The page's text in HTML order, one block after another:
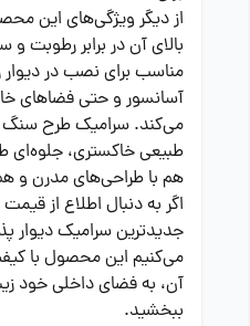
از دیگر ویژگی‌های این
بالای آن در برابر رطوبت و
مناسب برای نصب در دیوار
آسانسور و حتی فضاهای
می‌کند. سرامیک طرح سنگ
طبیعی خاکستری،
هم با طراحی‌های مدرن
اگر به دنبال اطلاع از
جدیدترین سرامیک دیوار
می‌کنیم این محصول با
آن، به فضای داخلی خود
ببخشید.